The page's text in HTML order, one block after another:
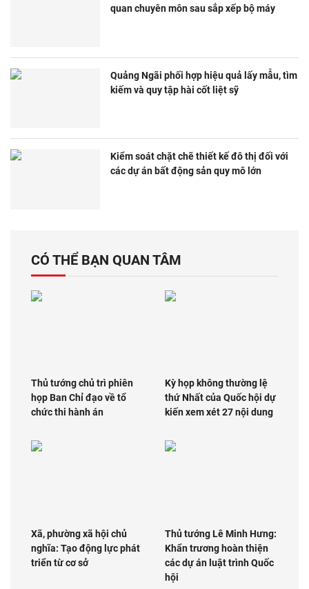
quan chuyên môn sau sắp xếp bộ máy
Quảng Ngãi phối hợp hiệu quả lấy mẫu, tìm
kiếm và quy tập hài cốt liệt sỹ
Kiểm soát chặt chẽ thiết kế đô thị đối với
các dự án bất động sản quy mô lớn
CÓ THỂ BẠN QUAN TÂM
Thủ tướng chủ trì phiên
họp Ban Chỉ đạo về tổ
chức thi hành án
Kỳ họp không thường lệ
thứ Nhất của Quốc hội dự
kiến xem xét 27 nội dung
Xã, phường xã hội chủ
nghĩa: Tạo động lực phát
triển từ cơ sở
Thủ tướng Lê Minh Hưng:
Khẩn trương hoàn thiện
các dự án luật trình Quốc
hội